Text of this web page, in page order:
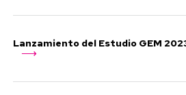
Lanzamiento del Estudio GEM